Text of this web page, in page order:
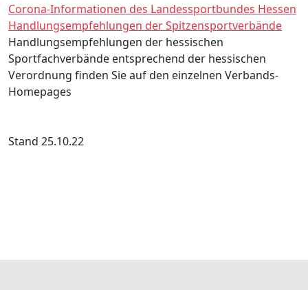
Corona-Informationen des Landessportbundes Hessen
Handlungsempfehlungen der Spitzensportverbände
Handlungsempfehlungen der hessischen
Sportfachverbände entsprechend der hessischen
Verordnung finden Sie auf den einzelnen Verbands-
Homepages
Stand 25.10.22